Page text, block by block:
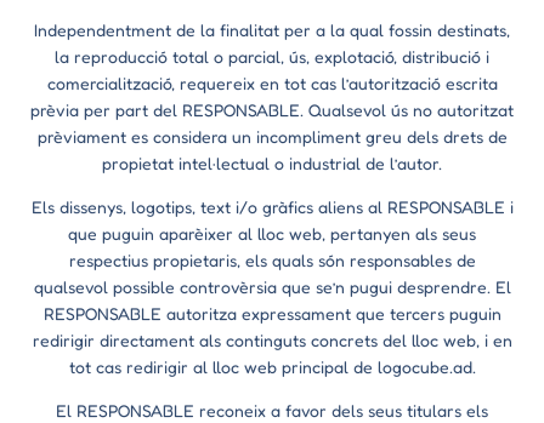
Independentment de la finalitat per a la qual fossin destinats,
la reproducció total o parcial, ús, explotació, distribució i
comercialització, requereix en tot cas l’autorització escrita
prèvia per part del RESPONSABLE. Qualsevol ús no autoritzat
prèviament es considera un incompliment greu dels drets de
propietat intel·lectual o industrial de l’autor.
Els dissenys, logotips, text i/o gràfics aliens al RESPONSABLE i
que puguin aparèixer al lloc web, pertanyen als seus
respectius propietaris, els quals són responsables de
qualsevol possible controvèrsia que se’n pugui desprendre. El
RESPONSABLE autoritza expressament que tercers puguin
redirigir directament als continguts concrets del lloc web, i en
tot cas redirigir al lloc web principal de logocube.ad.
El RESPONSABLE reconeix a favor dels seus titulars els